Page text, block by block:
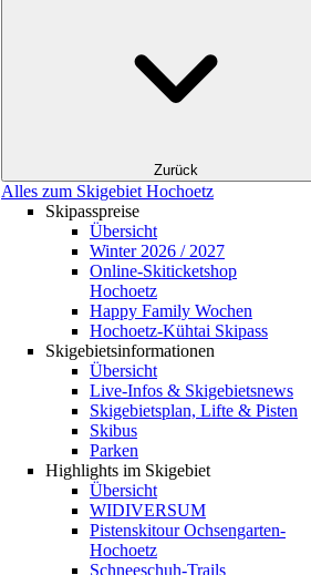
Zurück
Alles zum Skigebiet Hochoetz
Skipasspreise
Übersicht
Winter 2026 / 2027
Online-Skiticketshop
Hochoetz
Happy Family Wochen
Hochoetz-Kühtai Skipass
Skigebietsinformationen
Übersicht
Live-Infos & Skigebietsnews
Skigebietsplan, Lifte & Pisten
Skibus
Parken
Highlights im Skigebiet
Übersicht
WIDIVERSUM
Pistenskitour Ochsengarten-
Hochoetz
Schneeschuh-Trails